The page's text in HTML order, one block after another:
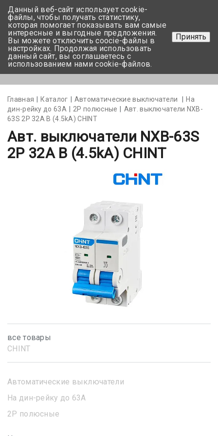
+375 17-350-99-56
+375 44-752-82-08
Задать вопрос
Главная Каталог Автоматические выключатели
На
дин-рейку до 63А
2Р полюсные
Авт. выключатели NXB-
63S 2P 32A В (4.5kA) CHINT
Авт. выключатели NXB-63S
2P 32A В (4.5kA) CHINT
все товары
CHINT
Автоматические выключатели
На дин-рейку до 63А
2Р полюсные
Данный веб-сайт использует cookie-
файлы, чтобы получать статистику,
которая помогает показывать вам самые
интересные и выгодные предложения.
Вы можете отключить coocie-файлы в
настройках. Продолжая использовать
данный сайт, вы соглашаетесь с
использованием нами cookie-файлов.
Принять